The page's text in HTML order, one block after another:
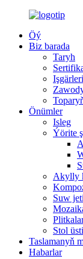
Öý
Biz barada
Taryh
Önümler
Isleg
Ýörite
Akylly
Suw
Stol üsti
Taslamanyň
Habarlar